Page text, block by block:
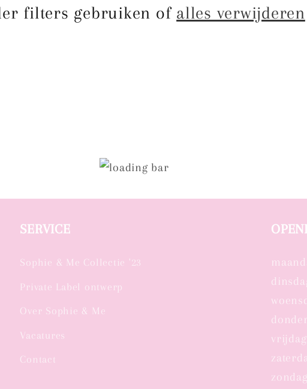
filters gebruiken of alles verwijderen
SERVICE
Sophie & Me Collectie '23
Private Label ontwerp
Over Sophie & Me
Vacatures
Contact